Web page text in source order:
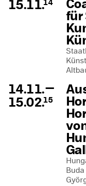
15.11.14
für
14.11.—
15.02.15